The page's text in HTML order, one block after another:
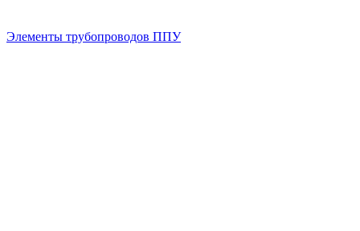
Элементы трубопроводов ППУ